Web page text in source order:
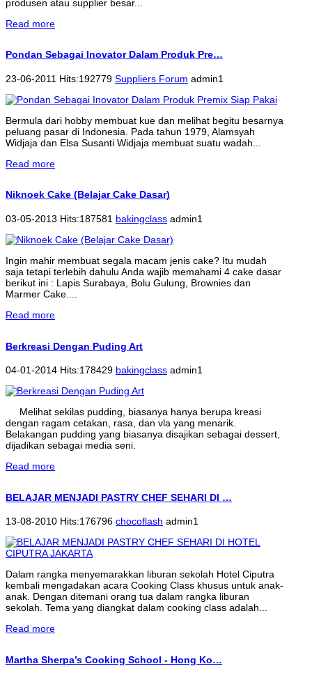
produsen atau supplier besar...
Read more
Pondan Sebagai Inovator Dalam Produk Pre…
23-06-2011 Hits:192779 Suppliers Forum admin1
Bermula dari hobby membuat kue dan melihat begitu besarnya
peluang pasar di Indonesia. Pada tahun 1979, Alamsyah
Widjaja dan Elsa Susanti Widjaja membuat suatu wadah...
Read more
Niknoek Cake (Belajar Cake Dasar)
03-05-2013 Hits:187581 bakingclass admin1
Ingin mahir membuat segala macam jenis cake? Itu mudah
saja tetapi terlebih dahulu Anda wajib memahami 4 cake dasar
berikut ini : Lapis Surabaya, Bolu Gulung, Brownies dan
Marmer Cake....
Read more
Berkreasi Dengan Puding Art
04-01-2014 Hits:178429 bakingclass admin1
Melihat sekilas pudding, biasanya hanya berupa kreasi
dengan ragam cetakan, rasa, dan vla yang menarik.
Belakangan pudding yang biasanya disajikan sebagai dessert,
dijadikan sebagai media seni.
Read more
BELAJAR MENJADI PASTRY CHEF SEHARI DI …
13-08-2010 Hits:176796 chocoflash admin1
Dalam rangka menyemarakkan liburan sekolah Hotel Ciputra
kembali mengadakan acara Cooking Class khusus untuk anak-
anak. Dengan ditemani orang tua dalam rangka liburan
sekolah. Tema yang diangkat dalam cooking class adalah...
Read more
Martha Sherpa’s Cooking School - Hong Ko…